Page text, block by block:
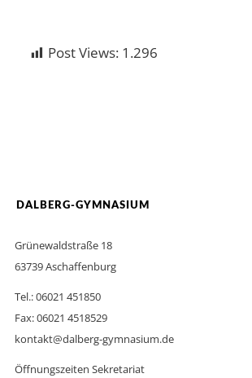
Post Views: 1.296
DALBERG-GYMNASIUM
Grünewaldstraße 18
63739 Aschaffenburg
Tel.: 06021 451850
Fax: 06021 4518529
kontakt@dalberg-gymnasium.de
Öffnungszeiten Sekretariat